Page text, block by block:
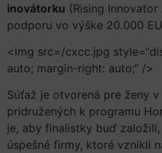
inovátorku (Rising
podporu vo výške 20.000
<img src=/cxcc.jpg
auto; margin-right: auto;“ />
Súťaž je otvorená pre ženy
pridružených k programu
je, aby finalistky buď
úspešné firmy, ktoré vznikli